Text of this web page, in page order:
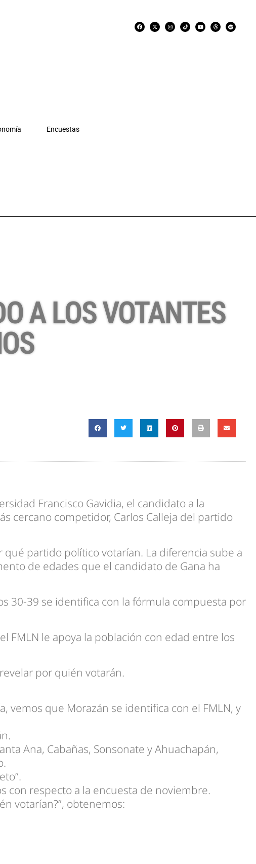
Encuestas
A LOS VOTANTES
Francisco Gavidia, el candidato a la
cercano competidor, Carlos Calleja del partido
partido político votarían. La diferencia sube a
de edades que el candidato de Gana ha
30-39 se identifica con la fórmula compuesta por
FMLN le apoya la población con edad entre los
por quién votarán.
que Morazán se identifica con el FMLN, y
Ana, Cabañas, Sonsonate y Ahuachapán,
con respecto a la encuesta de noviembre.
votarían?”, obtenemos: